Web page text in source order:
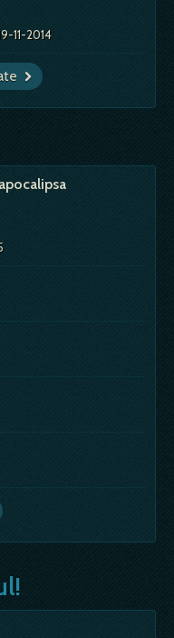
11-2014
apocalipsa